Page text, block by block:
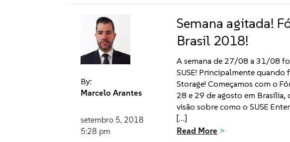
By:
Marcelo Arantes
setembro 5, 2018
5:28 pm
Semana agitada!
Brasil 2018!
A semana de 27/08 a 31/08
SUSE! Principalmente quando
Storage! Começamos com o
28 e 29 de agosto em
visão sobre como o SUSE
[…]
Read More